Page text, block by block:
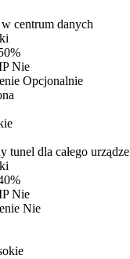
centrum danych
Nie
Opcjonalnie
tunel dla całego
Nie
Nie